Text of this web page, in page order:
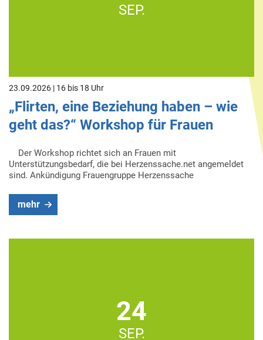
SEP.
23.09.2026 | 16 bis 18 Uhr
„Flirten, eine Beziehung haben – wie
geht das?“ Workshop für Frauen
Der Workshop richtet sich an Frauen mit
Unterstützungsbedarf, die bei Herzenssache.net angemeldet
sind. Ankündigung Frauengruppe Herzenssache
mehr
24
SEP.